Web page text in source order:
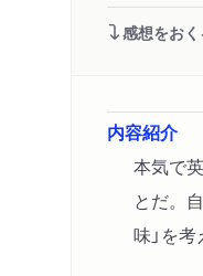
感想をおく
内容紹介
本気で
とだ。
味」を考